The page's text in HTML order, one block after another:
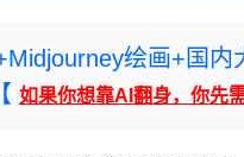
绘画+国内
【 如果你想靠AI翻身，你先